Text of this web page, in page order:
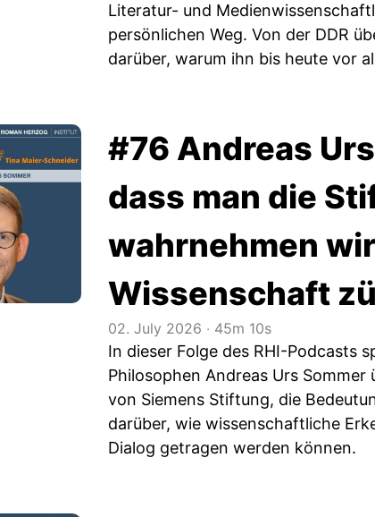
Literatur- und
persönlichen Weg. Von der DDR
darüber, warum ihn bis heute vor
#76 Andreas
dass man die
wahrnehmen
Wissenschaft
02. July 2026 ‧ 45m 10s
In dieser Folge des RHI-Podcasts
Philosophen Andreas Urs Sommer
von Siemens Stiftung, die
darüber, wie wissenschaftliche
Dialog getragen werden können.